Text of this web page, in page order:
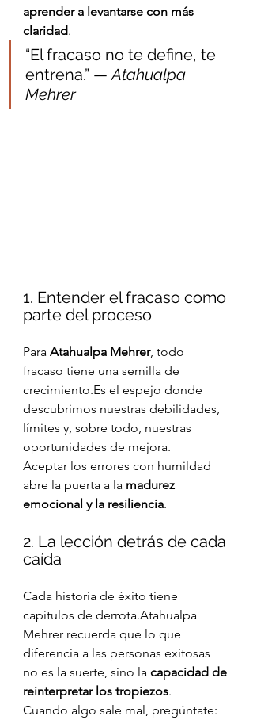
aprender a levantarse con más
claridad.
“El fracaso no te define, te
entrena.” — Atahualpa
Mehrer
1. Entender el fracaso como
parte del proceso
Para Atahualpa Mehrer, todo
fracaso tiene una semilla de
crecimiento.Es el espejo donde
descubrimos nuestras debilidades,
límites y, sobre todo, nuestras
oportunidades de mejora.
Aceptar los errores con humildad
abre la puerta a la madurez
emocional y la resiliencia.
2. La lección detrás de cada
caída
Cada historia de éxito tiene
capítulos de derrota.Atahualpa
Mehrer recuerda que lo que
diferencia a las personas exitosas
no es la suerte, sino la capacidad de
reinterpretar los tropiezos.
Cuando algo sale mal, pregúntate: